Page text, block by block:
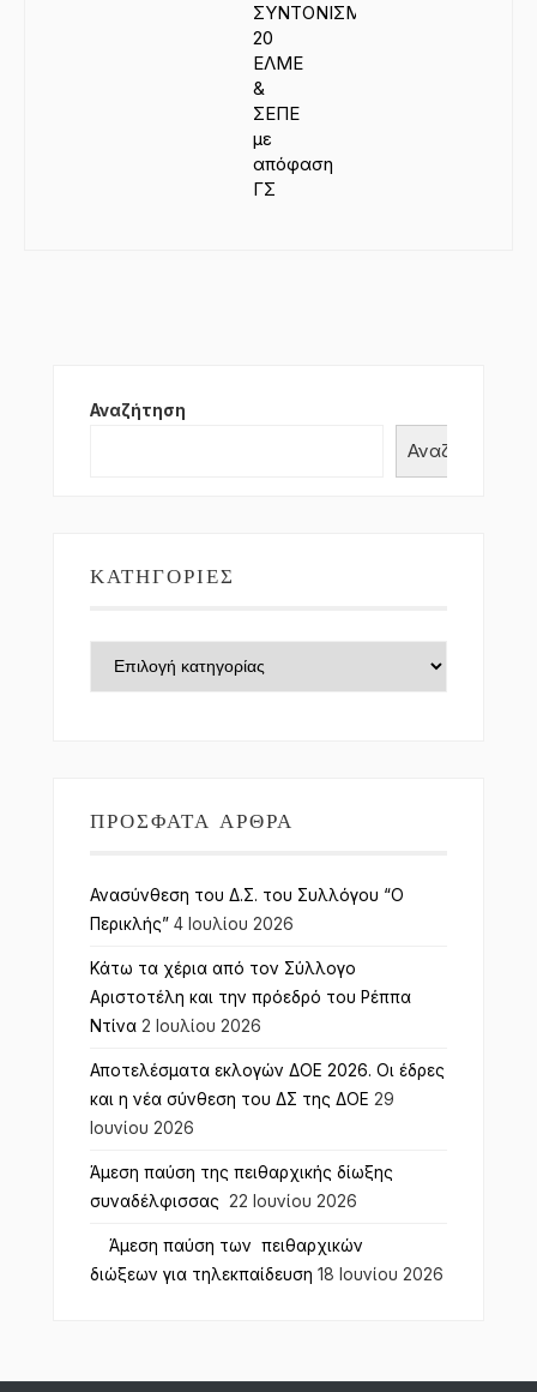
ΣΥΝΤΟΝΙΣΜΟΥ
20
ΕΛΜΕ
&
ΣΕΠΕ
με
απόφαση
ΓΣ
Αναζήτηση
Αναζήτηση
ΚΑΤΗΓΟΡΊΕΣ
Κατηγορίες
ΠΡΌΣΦΑΤΑ ΆΡΘΡΑ
Ανασύνθεση του Δ.Σ. του Συλλόγου “Ο
Περικλής” 4 Ιουλίου 2026
Κάτω τα χέρια από τον Σύλλογο
Αριστοτέλη και την πρόεδρό του Ρέππα
Ντίνα 2 Ιουλίου 2026
Αποτελέσματα εκλογών ΔΟΕ 2026. Οι έδρες
και η νέα σύνθεση του ΔΣ της ΔΟΕ 29
Ιουνίου 2026
Άμεση παύση της πειθαρχικής δίωξης
συναδέλφισσας
22 Ιουνίου 2026
Άμεση παύση των πειθαρχικών
διώξεων για τηλεκπαίδευση 18 Ιουνίου 2026